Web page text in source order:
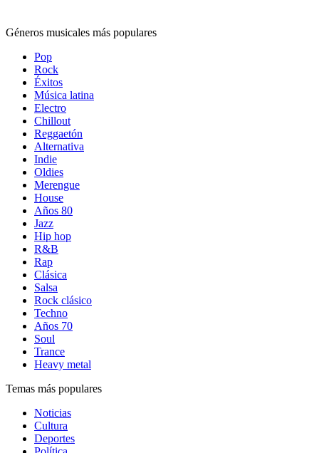
Géneros musicales más populares
Pop
Rock
Éxitos
Música latina
Electro
Chillout
Reggaetón
Alternativa
Indie
Oldies
Merengue
House
Años 80
Jazz
Hip hop
R&B
Rap
Clásica
Salsa
Rock clásico
Techno
Años 70
Soul
Trance
Heavy metal
Temas más populares
Noticias
Cultura
Deportes